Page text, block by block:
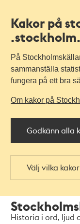
Kakor på
På
sammanställa
fungera på ett bra
Om kakor på
Godkänn alla
Välj vilka
navigationen
huvudinnehållet
Historia i ord, ljud